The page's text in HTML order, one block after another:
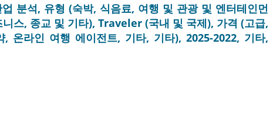
분석, 유형 (숙박, 식음료, 여행 및 관광 및 엔터테인먼
스, 종교 및 기타), Traveler (국내 및 국제), 가격 (고급,
온라인 여행 에이전트, 기타, 기타), 2025-2022, 기타,